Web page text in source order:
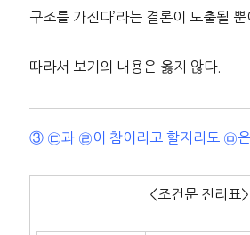
구조를 가진다’라는 결론이 도출될 뿐
따라서 보기의 내용은 옳지 않다.
③ ㉢과 ㉣이 참이라고 할지라도 ㉤
<조건문 진리표>